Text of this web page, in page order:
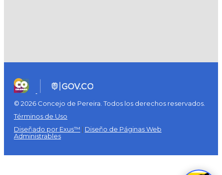
© 2026 Concejo de Pereira. Todos los derechos reservados.
Términos de Uso
Diseñado por Exus™ | Diseño de Páginas Web
Administrables